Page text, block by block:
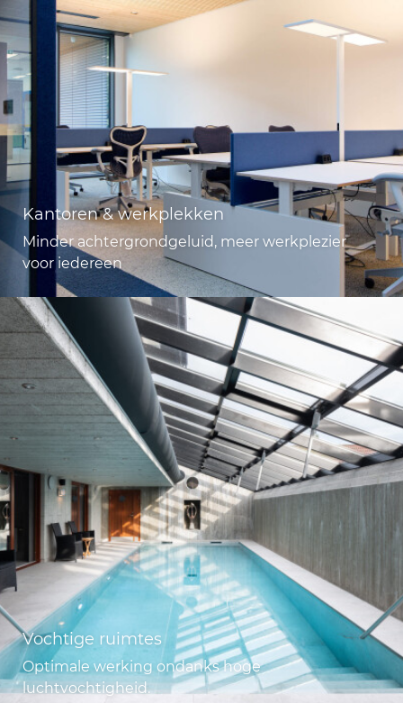
Kantoren & werkplekken
Minder achtergrondgeluid, meer werkplezier
voor iedereen
Vochtige ruimtes
Optimale werking ondanks hoge
luchtvochtigheid.